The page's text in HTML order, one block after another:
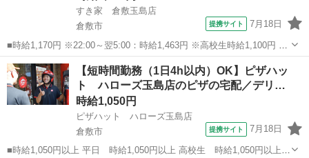
すき家 倉敷玉島店
倉敷市
提携サイト 7月18日
■時給1,170円 ※22:00～翌5:00：時給1,463円 ※高校生時給1,100円 ※
早朝手当（5:00～9:00）時給＋150円 ■岡山県倉敷市玉島1916番地1 ■
アルバイト、パート ■履歴書不要、未経験歓迎、高校...
岡山 倉敷市 ファーストフード
【短時間勤務（1日4h以内）OK】ピザハッ
ト ハローズ玉島店のピザの宅配／デリ…
時給1,050円
ピザハット ハローズ玉島店
倉敷市
提携サイト 7月18日
■時給1,050円以上 平日 時給1,050円以上 高校生 時給1,050円以上 ■